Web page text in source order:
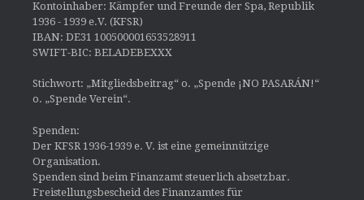
Kontoinhaber: Kämpfer und Freunde der Spa, Republik
1936 - 1939 e.V. (KFSR)
IBAN: DE31 100500001653528911
SWIFT-BIC: BELADEBEXXX
Stichwort: „Mitgliedsbeitrag“ o. „Spende ¡NO PASARÁN!“
o. „Spende Verein“.
Spenden:
Der KFSR 1936-1939 e. V. ist eine gemeinnützige
Organisation.
Spenden sind beim Finanzamt steuerlich absetzbar.
Freistellungsbescheid des Finanzamtes für